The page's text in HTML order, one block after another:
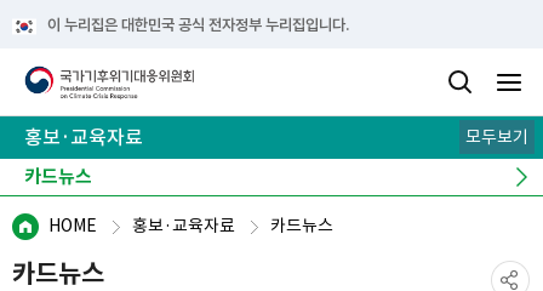
이 누리집은 대한민국 공식 전자정부 누리집입니다.
홍보·교육자료
카드뉴스
기후 이해 노트
e-book
뉴스레터
캠페인
모두보기
HOME 홍보·교육자료 카드뉴스
카드뉴스